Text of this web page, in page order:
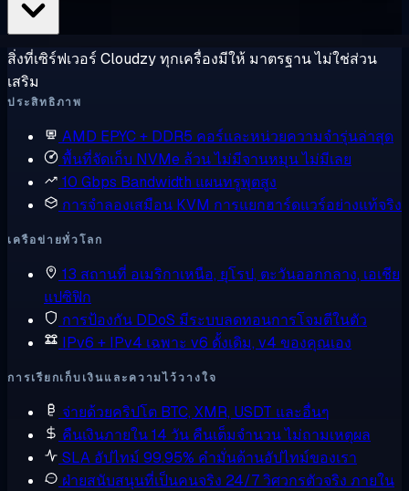
สิ่งที่เซิร์ฟเวอร์ Cloudzy ทุกเครื่องมีให้ มาตรฐาน ไม่ใช่ส่วน
เสริม
ประสิทธิภาพ
AMD EPYC + DDR5 คอร์และหน่วยความจำรุ่นล่าสุด
พื้นที่จัดเก็บ NVMe ล้วนไม่มีจานหมุน ไม่มีเลย
10 Gbps Bandwidth แผนทรูพุตสูง
การจำลองเสมือน KVM การแยกฮาร์ดแวร์อย่างแท้จริง
เครือข่ายทั่วโลก
13 สถานที่ อเมริกาเหนือ, ยุโรป, ตะวันออกกลาง, เอเชีย
แปซิฟิก
การป้องกัน DDoS มีระบบลดทอนการโจมตีในตัว
IPv6 + IPv4 เฉพาะ v6 ดั้งเดิม, v4 ของคุณเอง
การเรียกเก็บเงินและความไว้วางใจ
จ่ายด้วยคริปโต BTC, XMR, USDT และอื่นๆ
คืนเงินภายใน 14 วัน คืนเต็มจำนวน ไม่ถามเหตุผล
SLA อัปไทม์ 99.95% คำมั่นด้านอัปไทม์ของเรา
ฝ่ายสนับสนุนที่เป็นคนจริง 24/7วิศวกรตัวจริง ภายใน